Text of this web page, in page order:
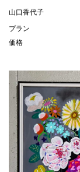
山口香代子
プラン
価格